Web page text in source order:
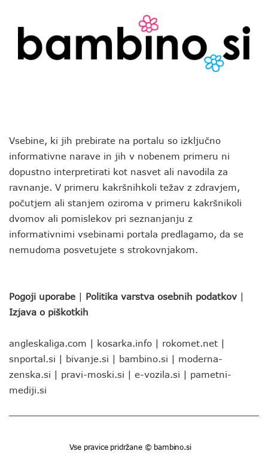
Vsebine, ki jih prebirate na portalu so izključno
informativne narave in jih v nobenem primeru ni
dopustno interpretirati kot nasvet ali navodila za
ravnanje. V primeru kakršnihkoli težav z zdravjem,
počutjem ali stanjem oziroma v primeru kakršnikoli
dvomov ali pomislekov pri seznanjanju z
informativnimi vsebinami portala predlagamo, da se
nemudoma posvetujete s strokovnjakom.
Pogoji uporabe | Politika varstva osebnih podatkov |
Izjava o piškotkih
angleskaliga.com | kosarka.info | rokomet.net |
snportal.si | bivanje.si | bambino.si | moderna-
zenska.si | pravi-moski.si | e-vozila.si | pametni-
mediji.si
Vse pravice pridržane © bambino.si